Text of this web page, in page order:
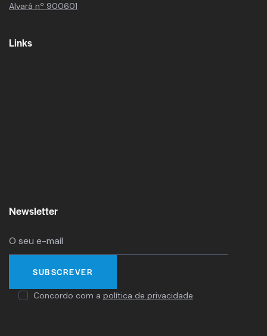
Alvará nº 900601
Links
Newsletter
Concordo com apolítica de privacidade